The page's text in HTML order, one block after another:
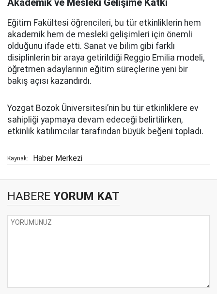
Eğitim Fakültesi öğrencileri, bu tür etkinliklerin hem
akademik hem de mesleki gelişimleri için önemli
olduğunu ifade etti. Sanat ve bilim gibi farklı
disiplinlerin bir araya getirildiği Reggio Emilia modeli,
öğretmen adaylarının eğitim süreçlerine yeni bir
bakış açısı kazandırdı.
Yozgat Bozok Üniversitesi’nin bu tür etkinliklere ev
sahipliği yapmaya devam edeceği belirtilirken,
etkinlik katılımcılar tarafından büyük beğeni topladı.
Kaynak: Haber Merkezi
HABERE YORUM KAT